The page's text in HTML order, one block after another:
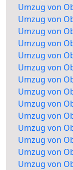
Umzug von
Umzug von
Umzug von
Umzug von
Umzug von
Umzug von
Umzug von
Umzug von
Umzug von
Umzug von
Umzug von
Umzug von
Umzug von
Umzug von